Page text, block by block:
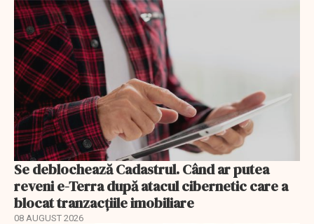
Se deblochează Cadastrul. Când ar putea
reveni e-Terra după atacul cibernetic care a
blocat tranzacțiile imobiliare
08 AUGUST 2026